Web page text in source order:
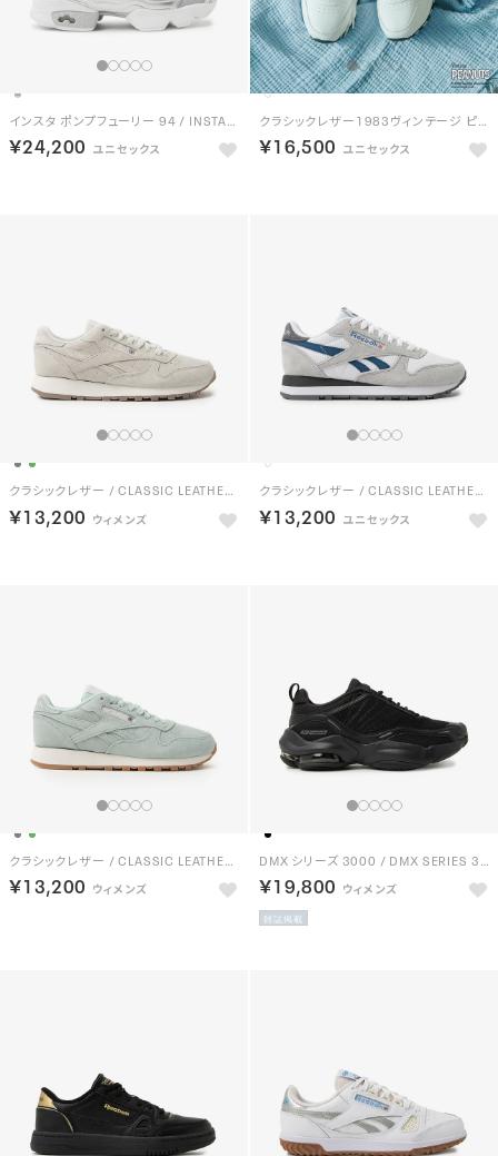
インスタ ポンプフューリー 94 / INSTAPUMP FURY 94 （シルバー）
￥24,200
クラシックレザー1983ヴィンテージ ピーナッツ / CLASSIC LEATHER 1983 VINTAGE PEANUTS （ホワイト）
￥16,500
クラシックレザー / CLASSIC LEATHER （グレー）
￥13,200
クラシックレザー / CLASSIC LEATHER （フットウェアホワイト）
￥13,200
クラシックレザー / CLASSIC LEATHER （ライトグリーン）
￥13,200
DMX シリーズ 3000 / DMX SERIES 3000 （ブラック）
￥19,800
雑誌掲載